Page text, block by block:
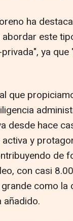
ha
este
ya
que
desde hace
y
de
con casi
como la
añadido.